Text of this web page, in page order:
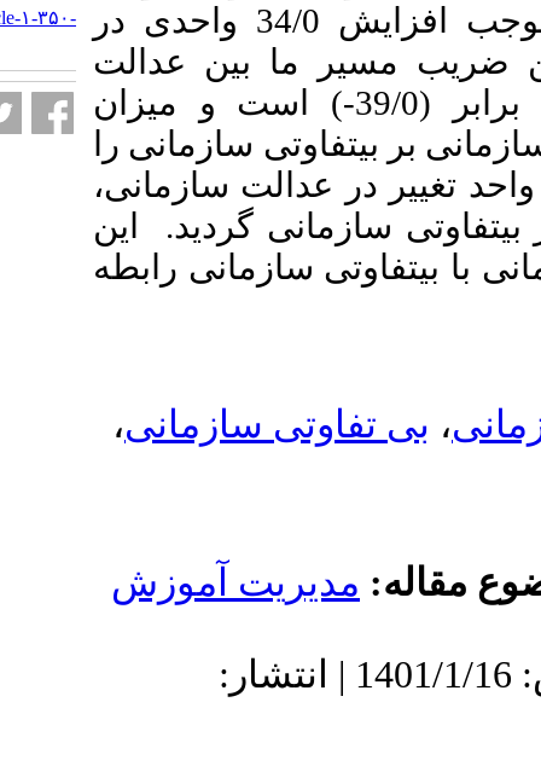
تغییر در عدالت سازمانی، موجب افزایش 34/0 واحدی در
ما بین عدالت
سازمانی و تفاوت سازمانی برابر (39/0-) است و میزان
سازمانی را
عدالت سازمانی،
سازمانی گردید. این
سازمانی رابطه
سازمانی،
آموزش
دریافت: 1400/5/30 | پذیرش: 1401/1/16 | انتشار:
http://journalieaa.ir/article-۱-۳۵۰-